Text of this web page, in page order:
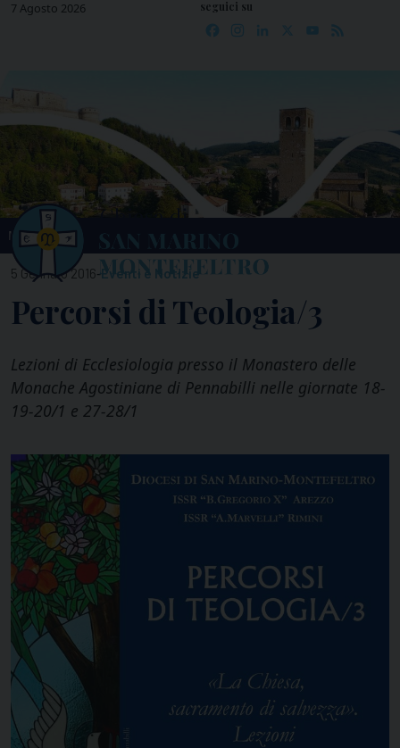
Skip7 Agosto 2026 seguici su
Facebook
Instagram
LinkedIn YouTube
MENU
5 Gennaio 2016-Eventi e Notizie
Percorsi di Teologia/3
Lezioni di Ecclesiologia presso il Monastero delle
Monache Agostiniane di Pennabilli nelle giornate 18-
19-20/1 e 27-28/1